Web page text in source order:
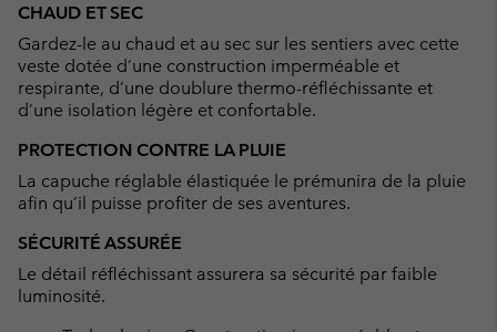
CHAUD ET SEC
Gardez-le au chaud et au sec sur les sentiers avec cette
veste dotée d’une construction imperméable et
respirante, d’une doublure thermo-réfléchissante et
d’une isolation légère et confortable.
PROTECTION CONTRE LA PLUIE
La capuche réglable élastiquée le prémunira de la pluie
afin qu’il puisse profiter de ses aventures.
SÉCURITÉ ASSURÉE
Le détail réfléchissant assurera sa sécurité par faible
luminosité.